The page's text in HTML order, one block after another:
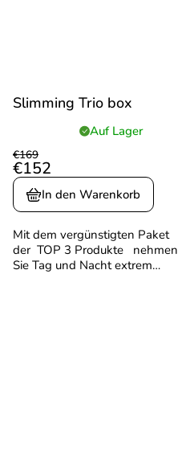
Slimming Trio box
durchschnittliche
Produktbewertung
ist
5,0
von
5
Sternen.
Auf Lager
€169
€152
In den Warenkorb
Mit dem vergünstigten Paket
der TOP 3 Produkte nehmen
Sie Tag und Nacht extrem